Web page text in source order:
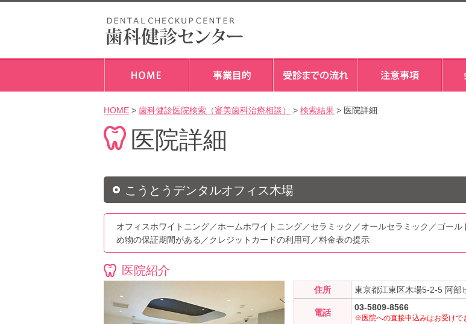
HOME > 歯科健診医院検索（審美歯科治療相談） > 検索結果 > 医院詳細
医院詳細
こうとうデンタルオフィス木場
オフィスホワイトニング／ホームホワイトニング／セラミック／オールセラミック／ゴール
め物の保証期間がある／クレジットカードの利用可／料金表の提示
医院紹介
住所 東京都江東区木場5-2-5 阿部
電話
03-5809-8566
※医院への直接申込みはお受けで